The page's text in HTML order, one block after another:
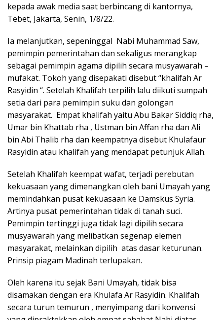
kepada awak media saat berbincang di kantornya,
Tebet, Jakarta, Senin, 1/8/22.
Ia melanjutkan, sepeninggal Nabi Muhammad Saw,
pemimpin pemerintahan dan sekaligus merangkap
sebagai pemimpin agama dipilih secara musyawarah –
mufakat. Tokoh yang disepakati disebut “khalifah Ar
Rasyidin “. Setelah Khalifah terpilih lalu diikuti sumpah
setia dari para pemimpin suku dan golongan
masyarakat. Empat khalifah yaitu Abu Bakar Siddiq rha,
Umar bin Khattab rha , Ustman bin Affan rha dan Ali
bin Abi Thalib rha dan keempatnya disebut Khulafaur
Rasyidin atau khalifah yang mendapat petunjuk Allah.
Setelah Khalifah keempat wafat, terjadi perebutan
kekuasaan yang dimenangkan oleh bani Umayah yang
memindahkan pusat kekuasaan ke Damskus Syria.
Artinya pusat pemerintahan tidak di tanah suci.
Pemimpin tertinggi juga tidak lagi dipilih secara
musyawarah yang melibatkan segenap elemen
masyarakat, melainkan dipilih atas dasar keturunan.
Prinsip piagam Madinah terlupakan.
Oleh karena itu sejak Bani Umayah, tidak bisa
disamakan dengan era Khulafa Ar Rasyidin. Khalifah
secara turun temurun , menyimpang dari konvensi